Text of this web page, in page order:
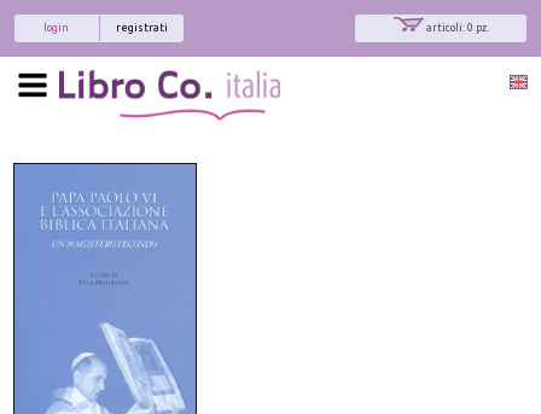
articoli: 0 pz.
registrati
login